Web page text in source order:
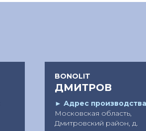
BONOLIT
ДМИТРОВ
► Адрес
Московская область,
Дмитровский район, д.